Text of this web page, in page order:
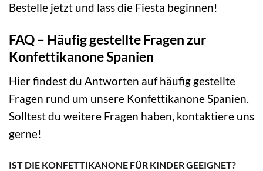
Bestelle jetzt und lass die Fiesta beginnen!
FAQ – Häufig gestellte Fragen zur
Konfettikanone Spanien
Hier findest du Antworten auf häufig gestellte
Fragen rund um unsere Konfettikanone Spanien.
Solltest du weitere Fragen haben, kontaktiere uns
gerne!
IST DIE KONFETTIKANONE FÜR KINDER GEEIGNET?